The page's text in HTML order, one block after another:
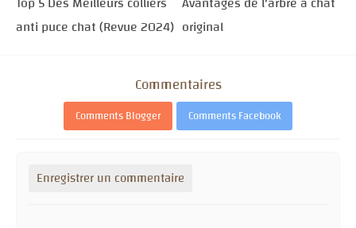
anti puce chat (Revue 2024) original
Commentaires
Comments Blogger Comments Facebook
Enregistrer un commentaire